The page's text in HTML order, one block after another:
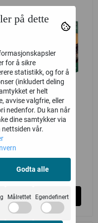
Warhammer
Underworlds:
330,-
Ikke på lager
Kjøp
på dette
for å sikre
statistikk, og for å
(inkludert deling
er helt
avvise valgfrie, eller
nedenfor. Du kan når
dine samtykker via
nettsiden vår.
Godta alle
Målrettet Egendefinert